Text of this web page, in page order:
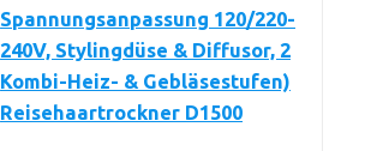
Spannungsanpassung 120/220-
240V, Stylingdüse & Diffusor, 2
Kombi-Heiz- & Gebläsestufen)
Reisehaartrockner D1500